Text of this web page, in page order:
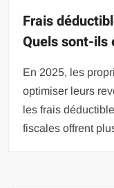
Frais
Quels sont-ils
En 2025, les
optimiser leurs
les frais
fiscales offrent